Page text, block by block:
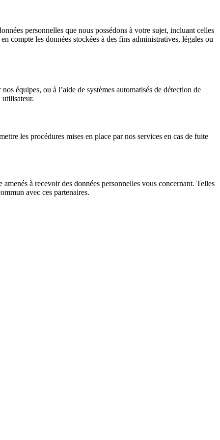
personnelles que nous possédons à votre sujet, incluant celles
compte les données stockées à des fins administratives, légales ou
équipes, ou à l’aide de systèmes automatisés de détection de
les procédures mises en place par nos services en cas de fuite
à recevoir des données personnelles vous concernant. Telles
avec ces partenaires.